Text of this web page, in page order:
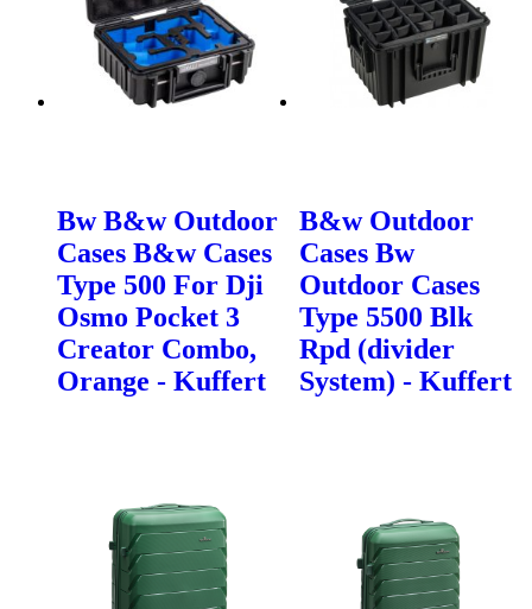
Bw B&w Outdoor
Cases B&w Cases
Type 500 For Dji
Osmo Pocket 3
Creator Combo,
Orange - Kuffert
B&w Outdoor
Cases Bw
Outdoor Cases
Type 5500 Blk
Rpd (divider
System) - Kuffert